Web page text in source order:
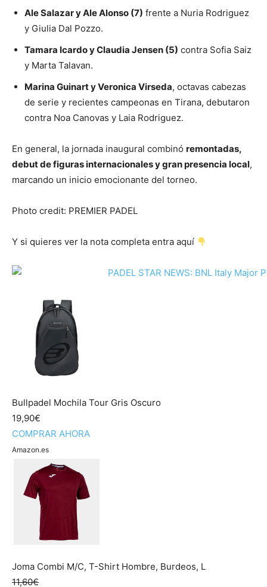
Ale Salazar y Ale Alonso (7) frente a Nuria Rodriguez
y Giulia Dal Pozzo.
Tamara Icardo y Claudia Jensen (5) contra Sofia Saiz
y Marta Talavan.
Marina Guinart y Veronica Virseda, octavas cabezas
de serie y recientes campeonas en Tirana, debutaron
contra Noa Canovas y Laia Rodriguez.
En general, la jornada inaugural combinó remontadas,
debut de figuras internacionales y gran presencia local,
marcando un inicio emocionante del torneo.
Photo credit: PREMIER PADEL
Y si quieres ver la nota completa entra aquí
Bullpadel Mochila Tour Gris Oscuro
19,90€
COMPRAR AHORA
Amazon.es
Joma Combi M/C, T-Shirt Hombre, Burdeos, L
11,60€